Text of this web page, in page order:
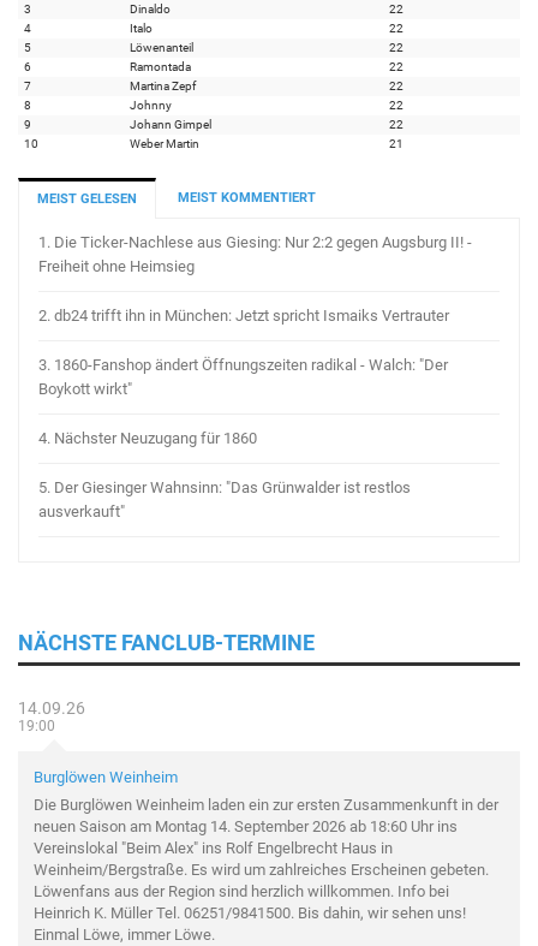
3
Dinaldo
22
4
Italo
22
5
Löwenanteil
22
6
Ramontada
22
7
Martina Zepf
22
8
Johnny
22
9
Johann Gimpel
22
10
Weber Martin 21
MEIST GELESEN MEIST KOMMENTIERT
1. Die Ticker-Nachlese aus Giesing: Nur 2:2 gegen Augsburg II! -
Freiheit ohne Heimsieg
2. db24 trifft ihn in München: Jetzt spricht Ismaiks Vertrauter
3. 1860-Fanshop ändert Öffnungszeiten radikal - Walch: "Der
Boykott wirkt"
4. Nächster Neuzugang für 1860
5. Der Giesinger Wahnsinn: "Das Grünwalder ist restlos
ausverkauft"
NÄCHSTE FANCLUB-TERMINE
14.09.26
19:00
Burglöwen Weinheim
Die Burglöwen Weinheim laden ein zur ersten Zusammenkunft in der
neuen Saison am Montag 14. September 2026 ab 18:60 Uhr ins
Vereinslokal "Beim Alex" ins Rolf Engelbrecht Haus in
Weinheim/Bergstraße. Es wird um zahlreiches Erscheinen gebeten.
Löwenfans aus der Region sind herzlich willkommen. Info bei
Heinrich K. Müller Tel. 06251/9841500. Bis dahin, wir sehen uns!
Einmal Löwe, immer Löwe.